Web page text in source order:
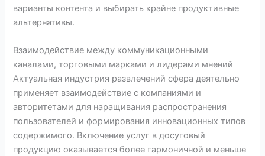
варианты контента и выбирать крайне продуктивные
альтернативы.
Взаимодействие между коммуникационными
каналами, торговыми марками и лидерами мнений
Актуальная индустрия развлечений сфера деятельно
применяет взаимодействие с компаниями и
авторитетами для наращивания распространения
пользователей и формирования инновационных типов
содержимого. Включение услуг в досуговый
продукцию оказывается более гармоничной и меньше